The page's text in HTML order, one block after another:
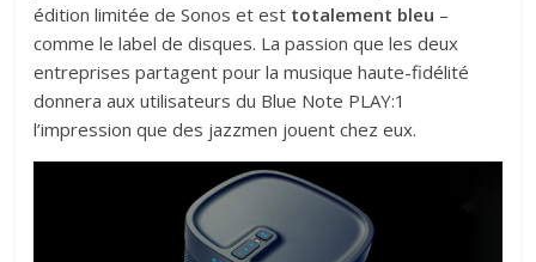
édition limitée deSonos et est totalement bleu –
comme le label de disques. La passion que les deux
entreprises partagent pour la musique haute-fidélité
donnera aux utilisateurs du Blue Note PLAY:1
l’impression que des jazzmen jouent chez eux.